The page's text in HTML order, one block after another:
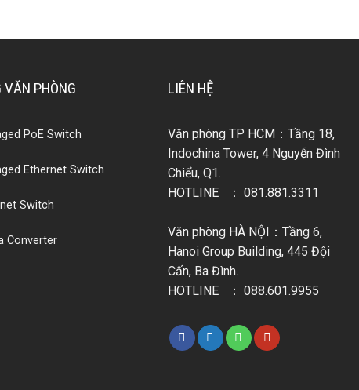
VĂN PHÒNG
PoE Switch
Ethernet Switch
Switch
Converter
LIÊN HỆ
Văn phòng TP HCM：Tầng 18,
Indochina Tower, 4 Nguyễn Đình
Chiểu, Q1.
HOTLINE ：081.881.3311
Văn phòng HÀ NỘI：Tầng 6,
Hanoi Group Building, 445 Đội
Cấn, Ba Đình.
HOTLINE ：088.601.9955